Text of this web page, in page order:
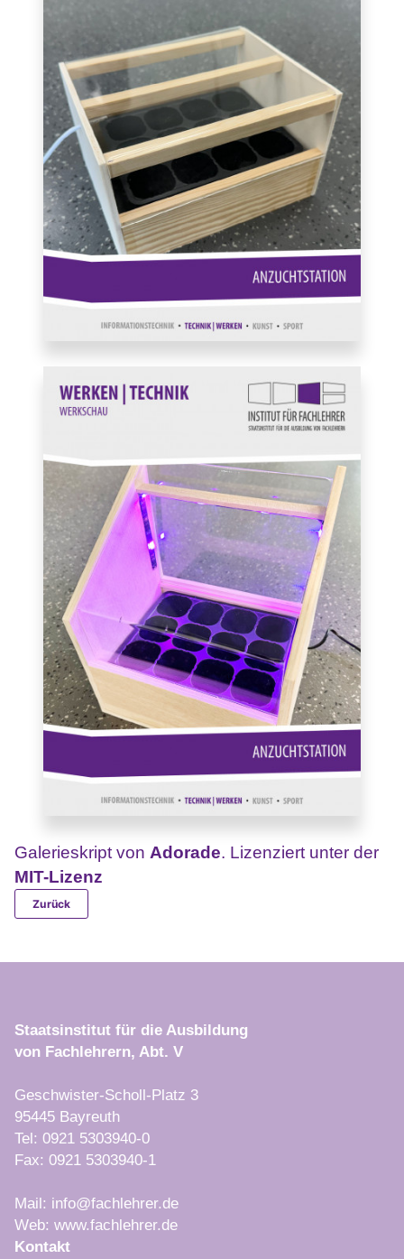
Galerieskript von Adorade. Lizenziert unter der
MIT-Lizenz
Zurück
Staatsinstitut für die Ausbildung
von Fachlehrern, Abt. V
Geschwister-Scholl-Platz 3
95445 Bayreuth
Tel: 0921 5303940-0
Fax: 0921 5303940-1
Mail: info@fachlehrer.de
Web: www.fachlehrer.de
Kontakt